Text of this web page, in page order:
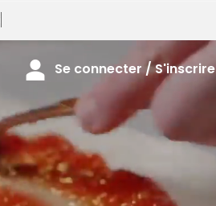
Se connecter / S'inscrire